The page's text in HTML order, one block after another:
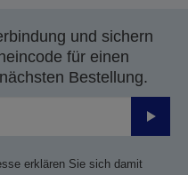
und sichern
für einen
Bestellung.
erklären Sie sich damit